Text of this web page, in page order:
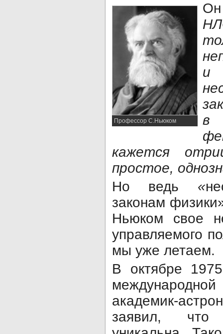
Профессор С.Ньюком
в
кажется
простое,
Но ведь «
законам
Ньюком свое
управляемого
мы уже летаем.
В октябре
академик-
заявил, что